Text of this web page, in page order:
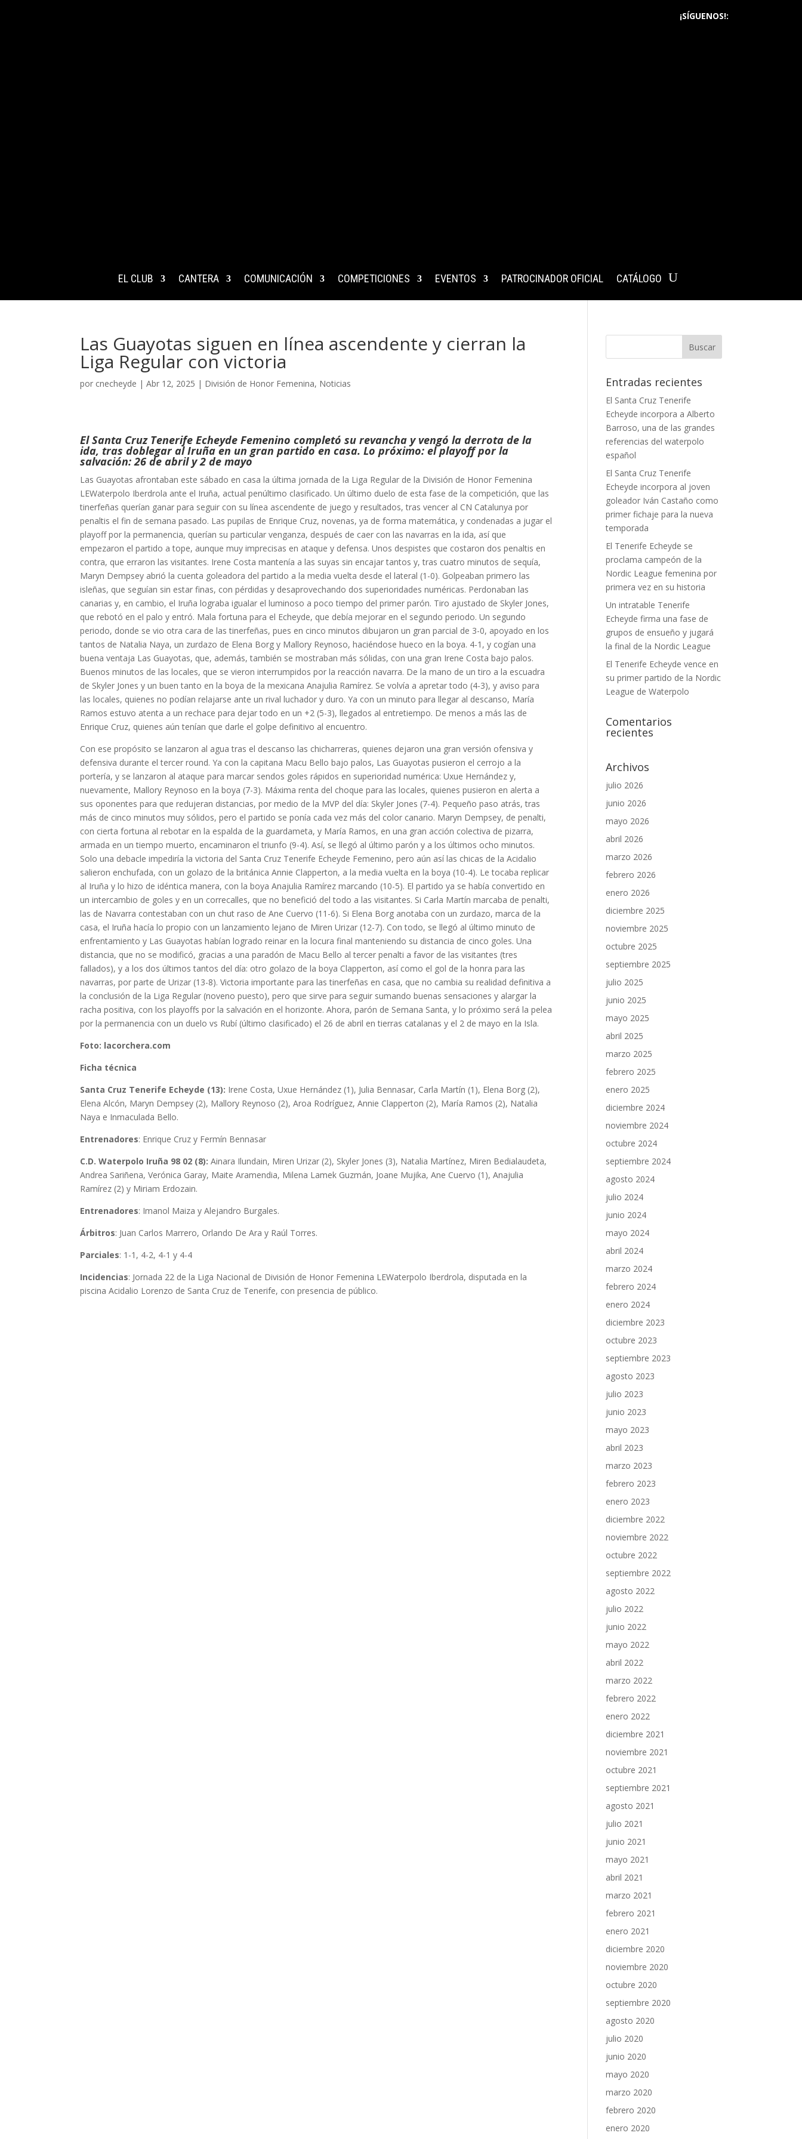
¡SÍGUENOS!:
EL CLUB CANTERA COMUNICACIÓN COMPETICIONES EVENTOS PATROCINADOR OFICIAL CATÁLOGO
Las Guayotas siguen en línea ascendente y cierran la
Liga Regular con victoria
por cnecheyde |Abr 12, 2025 | División de Honor Femenina, Noticias
El Santa Cruz Tenerife Echeyde Femenino completó su revancha y vengó la derrota de la
ida, tras doblegar al Iruña en un gran partido en casa. Lo próximo: el playoff por la
salvación: 26 de abril y 2 de mayo
Las Guayotas afrontaban este sábado en casa la última jornada de la Liga Regular de la División de Honor Femenina
LEWaterpolo Iberdrola ante el Iruña, actual penúltimo clasificado. Un último duelo de esta fase de la competición, que las
tinerfeñas querían ganar para seguir con su línea ascendente de juego y resultados, tras vencer al CN Catalunya por
penaltis el fin de semana pasado. Las pupilas de Enrique Cruz, novenas, ya de forma matemática, y condenadas a jugar el
playoff por la permanencia, querían su particular venganza, después de caer con las navarras en la ida, así que
empezaron el partido a tope, aunque muy imprecisas en ataque y defensa. Unos despistes que costaron dos penaltis en
contra, que erraron las visitantes. Irene Costa mantenía a las suyas sin encajar tantos y, tras cuatro minutos de sequía,
Maryn Dempsey abrió la cuenta goleadora del partido a la media vuelta desde el lateral (1-0). Golpeaban primero las
isleñas, que seguían sin estar finas, con pérdidas y desaprovechando dos superioridades numéricas. Perdonaban las
canarias y, en cambio, el Iruña lograba igualar el luminoso a poco tiempo del primer parón. Tiro ajustado de Skyler Jones,
que rebotó en el palo y entró. Mala fortuna para el Echeyde, que debía mejorar en el segundo periodo. Un segundo
periodo, donde se vio otra cara de las tinerfeñas, pues en cinco minutos dibujaron un gran parcial de 3-0, apoyado en los
tantos de Natalia Naya, un zurdazo de Elena Borg y Mallory Reynoso, haciéndose hueco en la boya. 4-1, y cogían una
buena ventaja Las Guayotas, que, además, también se mostraban más sólidas, con una gran Irene Costa bajo palos.
Buenos minutos de las locales, que se vieron interrumpidos por la reacción navarra. De la mano de un tiro a la escuadra
de Skyler Jones y un buen tanto en la boya de la mexicana Anajulia Ramírez. Se volvía a apretar todo (4-3), y aviso para
las locales, quienes no podían relajarse ante un rival luchador y duro. Ya con un minuto para llegar al descanso, María
Ramos estuvo atenta a un rechace para dejar todo en un +2 (5-3), llegados al entretiempo. De menos a más las de
Enrique Cruz, quienes aún tenían que darle el golpe definitivo al encuentro.
Con ese propósito se lanzaron al agua tras el descanso las chicharreras, quienes dejaron una gran versión ofensiva y
defensiva durante el tercer round. Ya con la capitana Macu Bello bajo palos, Las Guayotas pusieron el cerrojo a la
portería, y se lanzaron al ataque para marcar sendos goles rápidos en superioridad numérica: Uxue Hernández y,
nuevamente, Mallory Reynoso en la boya (7-3). Máxima renta del choque para las locales, quienes pusieron en alerta a
sus oponentes para que redujeran distancias, por medio de la MVP del día: Skyler Jones (7-4). Pequeño paso atrás, tras
más de cinco minutos muy sólidos, pero el partido se ponía cada vez más del color canario. Maryn Dempsey, de penalti,
con cierta fortuna al rebotar en la espalda de la guardameta, y María Ramos, en una gran acción colectiva de pizarra,
armada en un tiempo muerto, encaminaron el triunfo (9-4). Así, se llegó al último parón y a los últimos ocho minutos.
Solo una debacle impediría la victoria del Santa Cruz Tenerife Echeyde Femenino, pero aún así las chicas de la Acidalio
salieron enchufada, con un golazo de la británica Annie Clapperton, a la media vuelta en la boya (10-4). Le tocaba replicar
al Iruña y lo hizo de idéntica manera, con la boya Anajulia Ramírez marcando (10-5). El partido ya se había convertido en
un intercambio de goles y en un correcalles, que no benefició del todo a las visitantes. Si Carla Martín marcaba de penalti,
las de Navarra contestaban con un chut raso de Ane Cuervo (11-6). Si Elena Borg anotaba con un zurdazo, marca de la
casa, el Iruña hacía lo propio con un lanzamiento lejano de Miren Urizar (12-7). Con todo, se llegó al último minuto de
enfrentamiento y Las Guayotas habían logrado reinar en la locura final manteniendo su distancia de cinco goles. Una
distancia, que no se modificó, gracias a una paradón de Macu Bello al tercer penalti a favor de las visitantes (tres
fallados), y a los dos últimos tantos del día: otro golazo de la boya Clapperton, así como el gol de la honra para las
navarras, por parte de Urizar (13-8). Victoria importante para las tinerfeñas en casa, que no cambia su realidad definitiva a
la conclusión de la Liga Regular (noveno puesto), pero que sirve para seguir sumando buenas sensaciones y alargar la
racha positiva, con los playoffs por la salvación en el horizonte. Ahora, parón de Semana Santa, y lo próximo será la pelea
por la permanencia con un duelo vs Rubí (último clasificado) el 26 de abril en tierras catalanas y el 2 de mayo en la Isla.
Foto: lacorchera.com
Ficha técnica
Santa Cruz Tenerife Echeyde (13): Irene Costa, Uxue Hernández (1), Julia Bennasar, Carla Martín (1), Elena Borg (2),
Elena Alcón, Maryn Dempsey (2), Mallory Reynoso (2), Aroa Rodríguez, Annie Clapperton (2), María Ramos (2), Natalia
Naya e Inmaculada Bello.
Entrenadores: Enrique Cruz y Fermín Bennasar
C.D. Waterpolo Iruña 98 02 (8): Ainara Ilundain, Miren Urizar (2), Skyler Jones (3), Natalia Martínez, Miren Bedialaudeta,
Andrea Sariñena, Verónica Garay, Maite Aramendia, Milena Lamek Guzmán, Joane Mujika, Ane Cuervo (1), Anajulia
Ramírez (2) y Miriam Erdozain.
Entrenadores: Imanol Maiza y Alejandro Burgales.
Árbitros: Juan Carlos Marrero, Orlando De Ara y Raúl Torres.
Parciales: 1-1, 4-2, 4-1 y 4-4
Incidencias: Jornada 22 de la Liga Nacional de División de Honor Femenina LEWaterpolo Iberdrola, disputada en la
piscina Acidalio Lorenzo de Santa Cruz de Tenerife, con presencia de público.
Entradas recientes
El Santa Cruz Tenerife
Echeyde incorpora a Alberto
Barroso, una de las grandes
referencias del waterpolo
español
El Santa Cruz Tenerife
Echeyde incorpora al joven
goleador Iván Castaño como
primer fichaje para la nueva
temporada
El Tenerife Echeyde se
proclama campeón de la
Nordic League femenina por
primera vez en su historia
Un intratable Tenerife
Echeyde firma una fase de
grupos de ensueño y jugará
la final de la Nordic League
El Tenerife Echeyde vence en
su primer partido de la Nordic
League de Waterpolo
Comentarios
recientes
Archivos
julio 2026
junio 2026
mayo 2026
abril 2026
marzo 2026
febrero 2026
enero 2026
diciembre 2025
noviembre 2025
octubre 2025
septiembre 2025
julio 2025
junio 2025
mayo 2025
abril 2025
marzo 2025
febrero 2025
enero 2025
diciembre 2024
noviembre 2024
octubre 2024
septiembre 2024
agosto 2024
julio 2024
junio 2024
mayo 2024
abril 2024
marzo 2024
febrero 2024
enero 2024
diciembre 2023
octubre 2023
septiembre 2023
agosto 2023
julio 2023
junio 2023
mayo 2023
abril 2023
marzo 2023
febrero 2023
enero 2023
diciembre 2022
noviembre 2022
octubre 2022
septiembre 2022
agosto 2022
julio 2022
junio 2022
mayo 2022
abril 2022
marzo 2022
febrero 2022
enero 2022
diciembre 2021
noviembre 2021
octubre 2021
septiembre 2021
agosto 2021
julio 2021
junio 2021
mayo 2021
abril 2021
marzo 2021
febrero 2021
enero 2021
diciembre 2020
noviembre 2020
octubre 2020
septiembre 2020
agosto 2020
julio 2020
junio 2020
mayo 2020
marzo 2020
febrero 2020
enero 2020